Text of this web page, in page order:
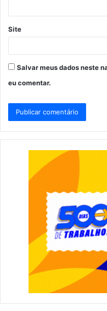
Site
Salvar meus dados neste
eu comentar.